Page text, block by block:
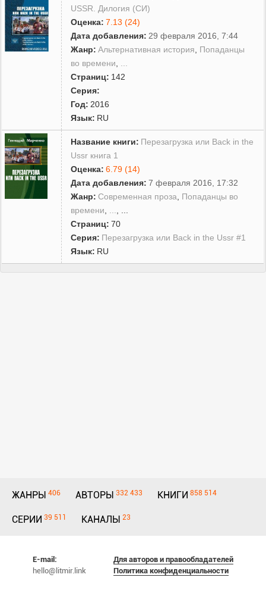
USSR. Дилогия (СИ)
Оценка: 7.13 (24)
Дата добавления: 29 февраля 2016, 7:44
Жанр: Альтернативная история
Попаданцы
во времени
Страниц: 142
Серия:
Год: 2016
Язык: RU
Название книги: Перезагрузка или Back in the
Ussr книга 1
Оценка: 6.79 (14)
Дата добавления: 7 февраля 2016, 17:32
Жанр: Современная проза
Попаданцы во
времени
Страниц: 70
Серия: Перезагрузка или Back in the Ussr #1
Язык: RU
ЖАНРЫ 406 АВТОРЫ 332 433 КНИГИ 858 514
СЕРИИ 39 511 КАНАЛЫ 23
E-mail:
hello@litmir.link
Для авторов и правообладателей
Политика конфиденциальности